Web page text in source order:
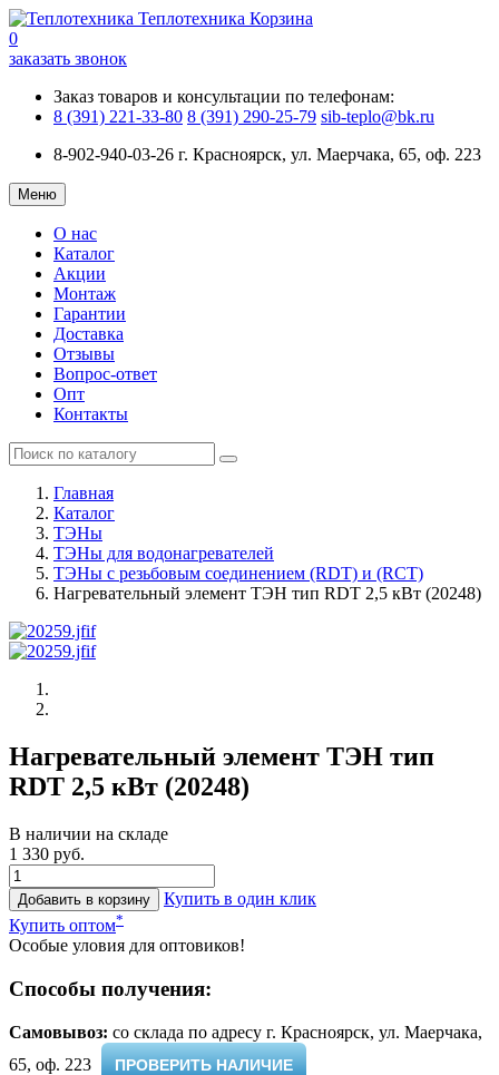
Теплотехника Корзина
0
заказать звонок
Заказ товаров и консультации по телефонам:
8 (391) 221-33-80 8 (391) 290-25-79 sib-teplo@bk.ru
8-902-940-03-26 г. Красноярск, ул. Маерчака, 65, оф. 223
Меню
О нас
Каталог
Акции
Монтаж
Гарантии
Доставка
Отзывы
Вопрос-ответ
Опт
Контакты
Главная
Каталог
ТЭНы
ТЭНы для водонагревателей
ТЭНы с резьбовым соединением (RDT) и (RCT)
Нагревательный элемент ТЭН тип RDT 2,5 кВт (20248)
Нагревательный элемент ТЭН тип
RDT 2,5 кВт (20248)
В наличии на складе
1 330 руб.
Добавить в корзину
Купить в один клик
Купить оптом*
Особые уловия для оптовиков!
Способы получения:
Самовывоз: cо склада по адресу г. Красноярск, ул. Маерчака,
65, оф. 223 ​
ПРОВЕРИТЬ НАЛИЧИЕ